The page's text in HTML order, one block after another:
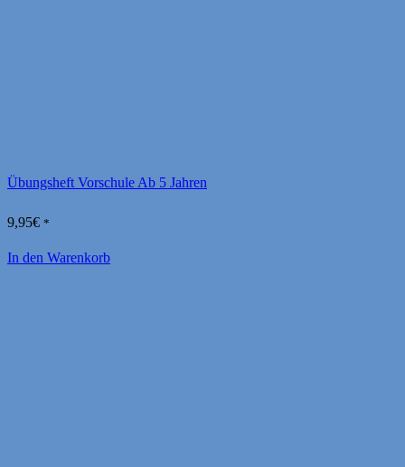
Übungsheft Vorschule Ab 5 Jahren
9,95€ *
In den Warenkorb